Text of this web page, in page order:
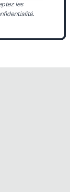
les